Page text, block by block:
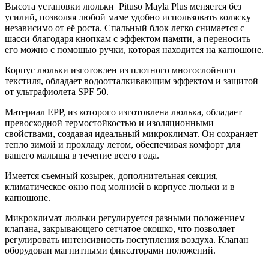
Высота установки люльки Pituso Mayla Plus меняется без
усилий, позволяя любой маме удобно использовать коляску
независимо от её роста. Спальный блок легко снимается с
шасси благодаря кнопкам с эффектом памяти, а переносить
его можно с помощью ручки, которая находится на капюшоне.
Корпус люльки изготовлен из плотного многослойного
текстиля, обладает водоотталкивающим эффектом и защитой
от ультрафиолета SPF 50.
Материал EPP, из которого изготовлена люлька, обладает
превосходной термостойкостью и изоляционными
свойствами, создавая идеальный микроклимат. Он сохраняет
тепло зимой и прохладу летом, обеспечивая комфорт для
вашего малыша в течение всего года.
Имеется съемный козырек, дополнительная секция,
климатическое окно под молнией в корпусе люльки и в
капюшоне.
Микроклимат люльки регулируется разными положением
клапана, закрывающего сетчатое окошко, что позволяет
регулировать интенсивность поступления воздуха. Клапан
оборудован магнитными фиксаторами положений.